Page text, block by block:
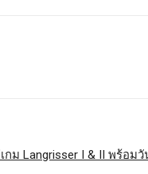
กม Langrisser I & II พร้อม